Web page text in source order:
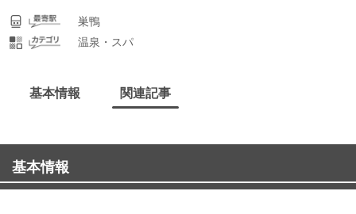
巣鴨
温泉・スパ
基本情報 関連記事
基本情報